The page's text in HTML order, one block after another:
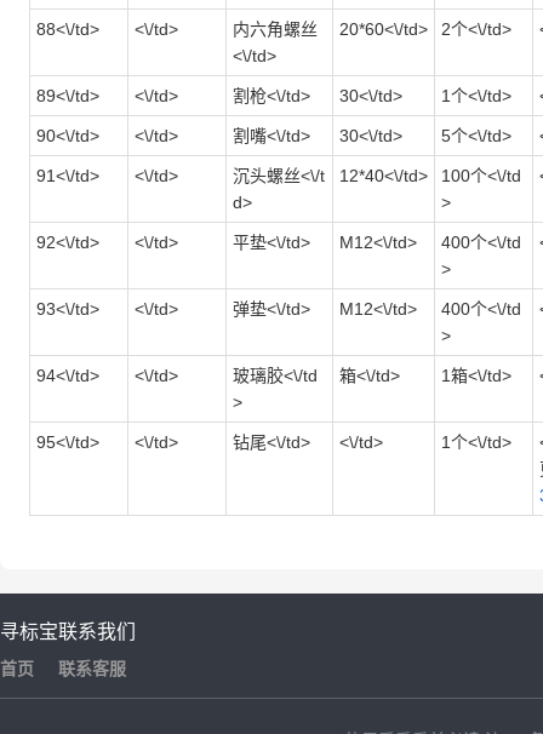
88<\/td> <\/td>
内六角螺丝
<\/td>
20*60<\/td> 2个<\/td>
89<\/td> <\/td> 割枪<\/td> 30<\/td> 1个<\/td>
90<\/td> <\/td> 割嘴<\/td> 30<\/td> 5个<\/td>
91<\/td> <\/td>
沉头螺丝<\/t
d>
12*40<\/td>
100个<\/td
>
92<\/td> <\/td> 平垫<\/td> M12<\/td>
400个<\/td
>
93<\/td> <\/td> 弹垫<\/td> M12<\/td>
400个<\/td
>
94<\/td> <\/td>
玻璃胶<\/td
>
箱<\/td> 1箱<\/td>
95<\/td> <\/td> 钻尾<\/td> <\/td> 1个<\/td>
寻标宝
首页
联系我们
联系客服